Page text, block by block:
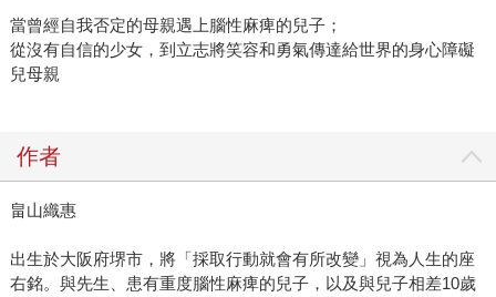
當曾經自我否定的母親遇上腦性麻痺的兒子；
從沒有自信的少女，到立志將笑容和勇氣傳達給世界的身心障礙
兒母親
作者
畠山織惠
出生於大阪府堺市，將「採取行動就會有所改變」視為人生的座
右銘。與先生、患有重度腦性麻痺的兒子，以及與兒子相差10歲